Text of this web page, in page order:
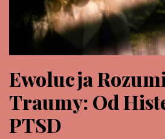
Ewolucja
Traumy: Od
PTSD